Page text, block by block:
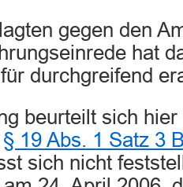
gegen den
hat
durchgreifend
beurteilt sich
§ 19 Abs. 1 Satz 3
sich nicht